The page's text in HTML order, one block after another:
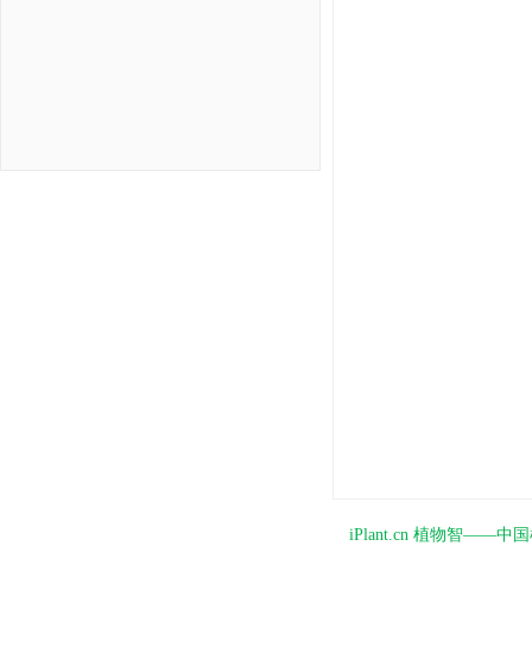
iPlant.cn 植物智——中国